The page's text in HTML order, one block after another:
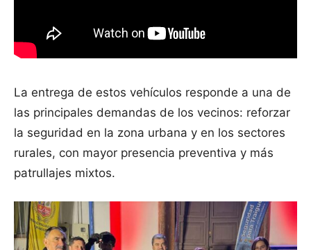
La entrega de estos vehículos responde a una de
las principales demandas de los vecinos: reforzar
la seguridad en la zona urbana y en los sectores
rurales, con mayor presencia preventiva y más
patrullajes mixtos.